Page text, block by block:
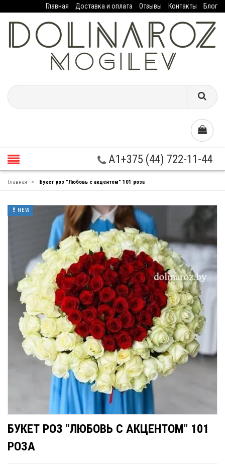
Главная Доставка и оплата Отзывы Контакты Блог
A1+375 (44) 722-11-44
Главная » Букет роз "Любовь с акцентом" 101 роза
NEW
БУКЕТ РОЗ "ЛЮБОВЬ С АКЦЕНТОМ" 101
РОЗА